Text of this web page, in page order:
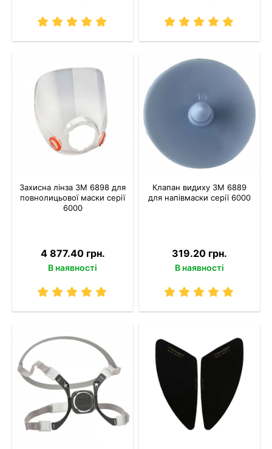
Захисна лінза 3M 6898 для
повнолицьової маски серії
6000
4 877.40 грн.
В наявності
Клапан видиху 3M 6889
для напівмаски серії 6000
319.20 грн.
В наявності